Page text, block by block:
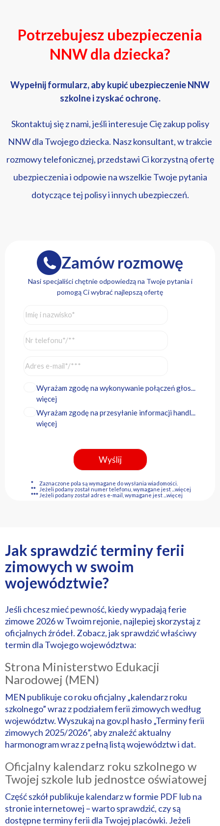
Potrzebujesz ubezpieczenia
NNW dla dziecka?
Wypełnij formularz, aby kupić ubezpieczenie NNW
szkolne i zyskać ochronę.
Skontaktuj się z nami, jeśli interesuje Cię zakup polisy
NNW dla Twojego dziecka. Nasz konsultant, w trakcie
rozmowy telefonicznej, przedstawi Ci korzystną ofertę
ubezpieczenia i odpowie na wszelkie Twoje pytania
dotyczące tej polisy i innych ubezpieczeń.
Zamów rozmowę
Nasi specjaliści chętnie odpowiedzą na Twoje pytania i
pomogą Ci wybrać najlepszą ofertę
Wyrażam zgodę na wykonywanie połączeń głos...
więcej
Wyrażam zgodę na przesyłanie informacji handl...
więcej
*
Zaznaczone pola są wymagane do wysłania wiadomości.
**
Jeżeli podany został numer telefonu, wymagane jest
...więcej
*** Jeżeli podany został adres e-mail, wymagane jest ...więcej
Jak sprawdzić terminy ferii
zimowych w swoim
województwie?
Jeśli chcesz mieć pewność, kiedy wypadają ferie
zimowe 2026 w Twoim rejonie, najlepiej skorzystaj z
oficjalnych źródeł. Zobacz, jak sprawdzić właściwy
termin dla Twojego województwa:
Strona Ministerstwo Edukacji
Narodowej (MEN)
MEN publikuje co roku oficjalny „kalendarz roku
szkolnego” wraz z podziałem ferii zimowych według
województw. Wyszukaj na gov.pl hasło „Terminy ferii
zimowych 2025/2026”, aby znaleźć aktualny
harmonogram wraz z pełną listą województw i dat.
Oficjalny kalendarz roku szkolnego w
Twojej szkole lub jednostce oświatowej
Część szkół publikuje kalendarz w formie PDF lub na
stronie internetowej – warto sprawdzić, czy są
dostępne terminy ferii dla Twojej placówki. Jeżeli